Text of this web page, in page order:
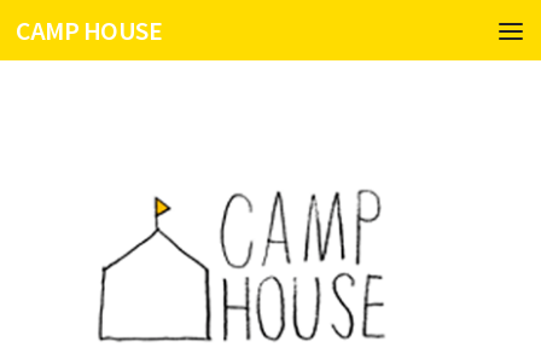
コンテンツへスキップ
CAMP HOUSE